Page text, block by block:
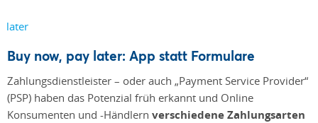
Buy now, pay later: App statt Formulare
Zahlungsdienstleister – oder auch „Payment Service Provider“
(PSP) haben das Potenzial früh erkannt und Online
Konsumenten und -Händlern verschiedene Zahlungsarten